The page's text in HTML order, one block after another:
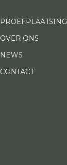
PROEFPLAATSING
OVER ONS
NEWS
CONTACT